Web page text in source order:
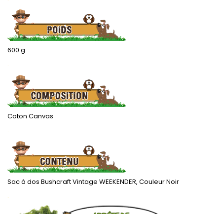
600 g
.
Coton Canvas
.
Sac à dos Bushcraft Vintage WEEKENDER, Couleur Noir
.